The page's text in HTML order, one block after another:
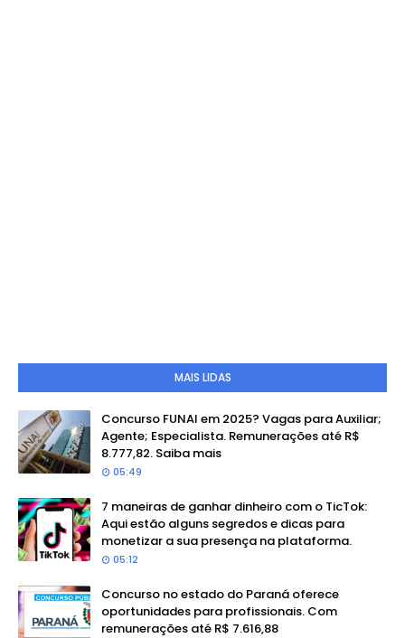
MAIS LIDAS
Concurso FUNAI em 2025? Vagas para Auxiliar;
Agente; Especialista. Remunerações até R$
8.777,82. Saiba mais
05:49
7 maneiras de ganhar dinheiro com o TicTok:
Aqui estão alguns segredos e dicas para
monetizar a sua presença na plataforma.
05:12
Concurso no estado do Paraná oferece
oportunidades para profissionais. Com
remunerações até R$ 7.616,88